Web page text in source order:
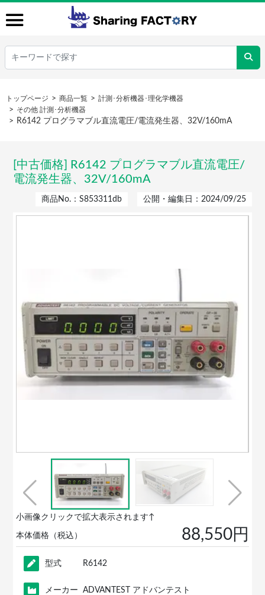
トップページ 商品一覧
計測･分析機器･理化学機器
その他 計測･分析機器
R6142 プログラマブル直流電圧/電流発生器、32V/160mA
[中古価格] R6142 プログラマブル直流電圧/
電流発生器、32V/160mA
商品No.：S853311db 公開・編集日：2024/09/25
小画像クリックで拡大表示されます↑
本体価格（税込） 88,550円
型式 R6142
メーカー ADVANTEST アドバンテスト